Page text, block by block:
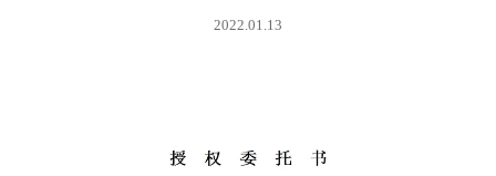
2022.01.13